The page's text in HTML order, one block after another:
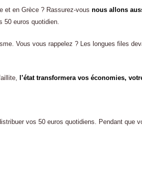
et en Grèce ? Rassurez-vous nous allons
50 euros quotidien.
Vous vous rappelez ? Les longues files
l’état transformera vos économies,
vos 50 euros quotidiens. Pendant que